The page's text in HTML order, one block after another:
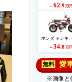
～ 62.9 万円
ホンダ モンキ
～ 34.8万円
無料 愛
※画像と